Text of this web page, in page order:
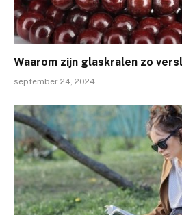
Waarom zijn glaskralen zo
september 24, 2024